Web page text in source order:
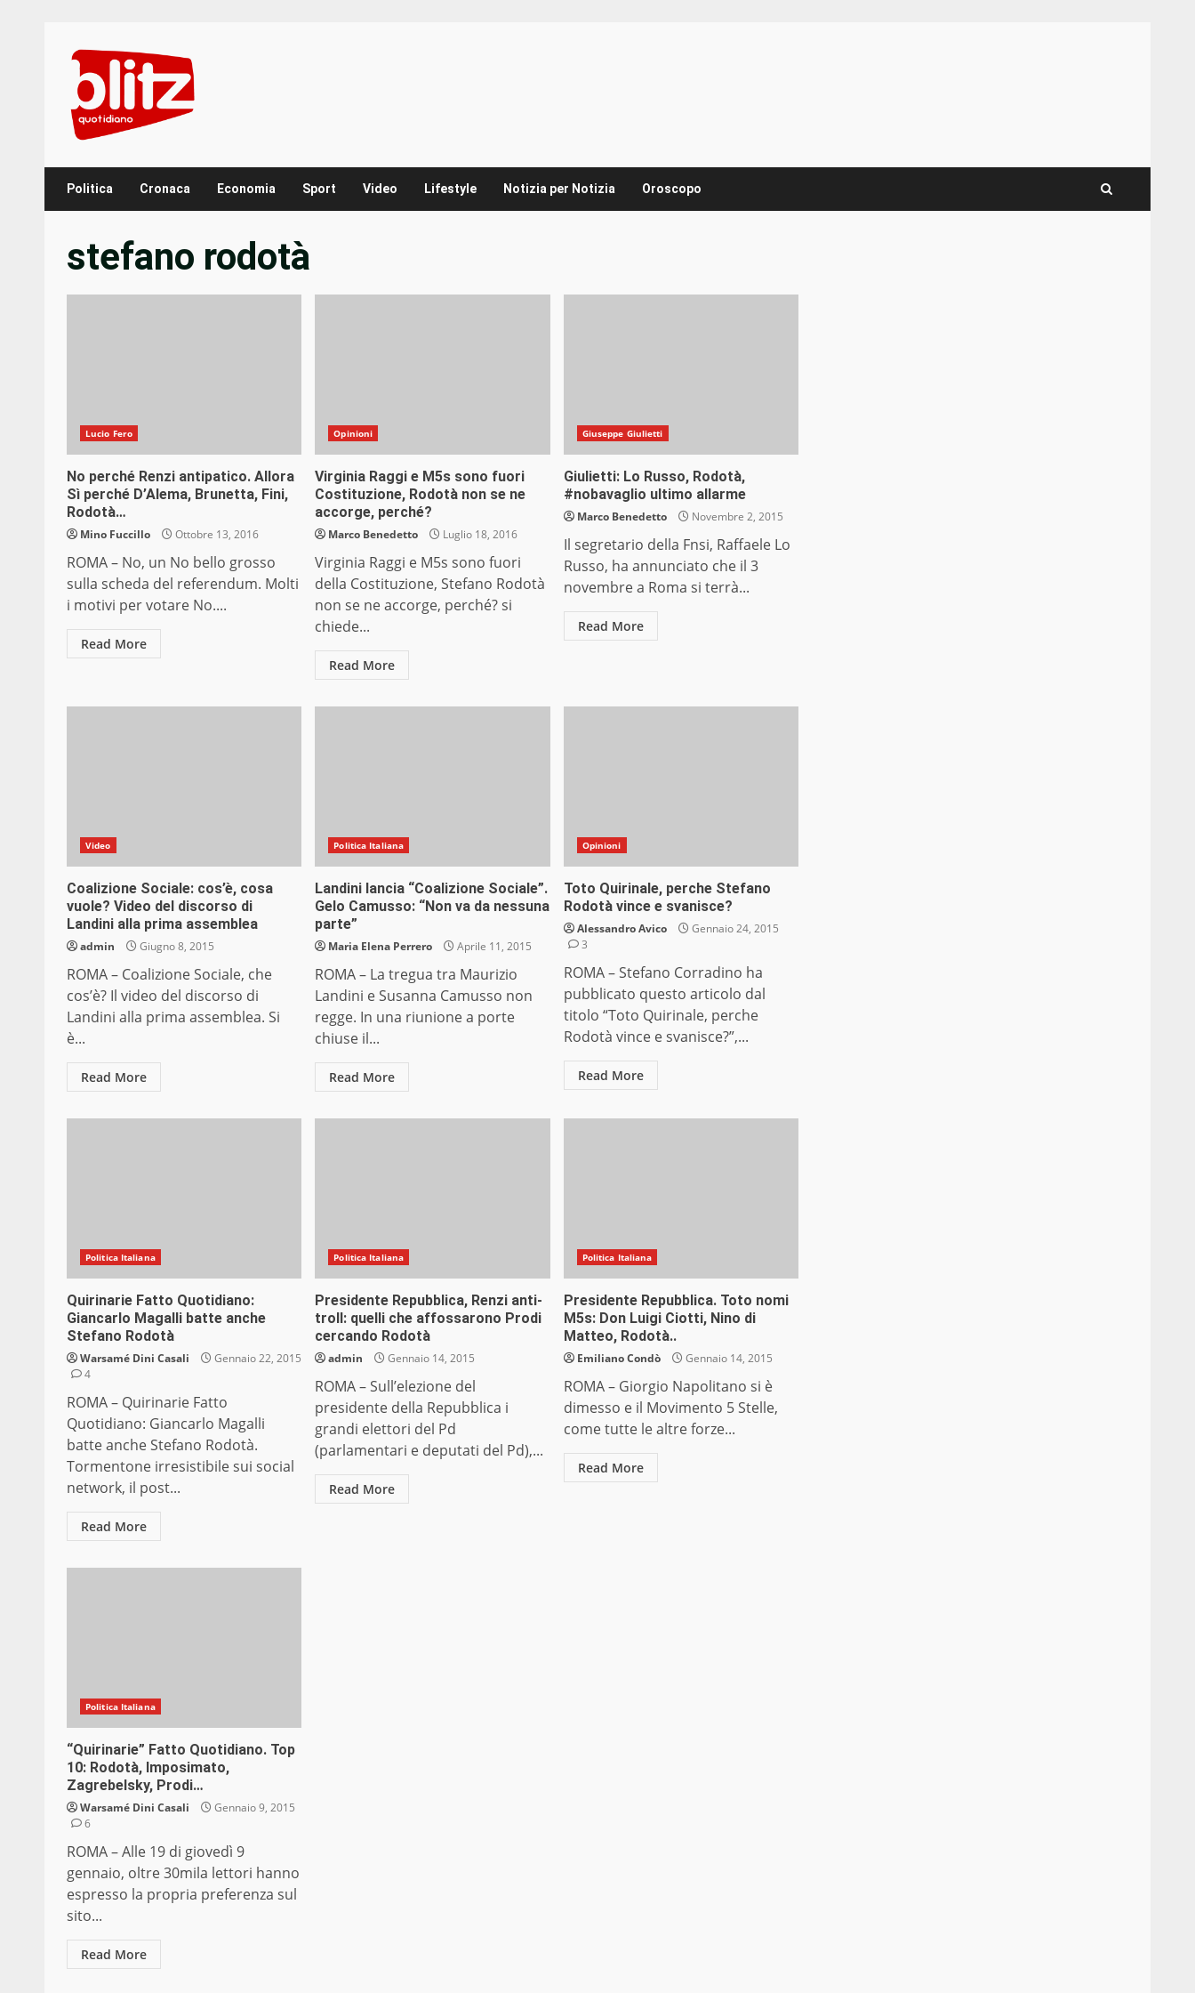
content
Politica Cronaca Economia Sport Video Lifestyle Notizia per Notizia Oroscopo
stefano rodotà
Lucio Fero
No perché Renzi antipatico. Allora
Sì perché D’Alema, Brunetta, Fini,
Rodotà…
Mino Fuccillo Ottobre 13, 2016
ROMA – No, un No bello grosso
sulla scheda del referendum. Molti
i motivi per votare No....
Read More
Opinioni
Virginia Raggi e M5s sono fuori
Costituzione, Rodotà non se ne
accorge, perché?
Marco Benedetto Luglio 18, 2016
Virginia Raggi e M5s sono fuori
della Costituzione, Stefano Rodotà
non se ne accorge, perché? si
chiede...
Read More
Giuseppe Giulietti
Giulietti: Lo Russo, Rodotà,
#nobavaglio ultimo allarme
Marco Benedetto Novembre 2, 2015
Il segretario della Fnsi, Raffaele Lo
Russo, ha annunciato che il 3
novembre a Roma si terrà...
Read More
Video
Coalizione Sociale: cos’è, cosa
vuole? Video del discorso di
Landini alla prima assemblea
admin Giugno 8, 2015
ROMA – Coalizione Sociale, che
cos’è? Il video del discorso di
Landini alla prima assemblea. Si
è...
Read More
Politica Italiana
Landini lancia “Coalizione Sociale”.
Gelo Camusso: “Non va da nessuna
parte”
Maria Elena Perrero Aprile 11, 2015
ROMA – La tregua tra Maurizio
Landini e Susanna Camusso non
regge. In una riunione a porte
chiuse il...
Read More
Opinioni
Toto Quirinale, perche Stefano
Rodotà vince e svanisce?
Alessandro Avico
Gennaio 24, 2015
3
ROMA – Stefano Corradino ha
pubblicato questo articolo dal
titolo “Toto Quirinale, perche
Rodotà vince e svanisce?”,...
Read More
Politica Italiana
Quirinarie Fatto Quotidiano:
Giancarlo Magalli batte anche
Stefano Rodotà
Warsamé Dini Casali
Gennaio 22, 2015
4
ROMA – Quirinarie Fatto
Quotidiano: Giancarlo Magalli
batte anche Stefano Rodotà.
Tormentone irresistibile sui social
network, il post...
Read More
Politica Italiana
Presidente Repubblica, Renzi anti-
troll: quelli che affossarono Prodi
cercando Rodotà
admin Gennaio 14, 2015
ROMA – Sull’elezione del
presidente della Repubblica i
grandi elettori del Pd
(parlamentari e deputati del Pd),...
Read More
Politica Italiana
Presidente Repubblica. Toto nomi
M5s: Don Luigi Ciotti, Nino di
Matteo, Rodotà..
Emiliano Condò Gennaio 14, 2015
ROMA – Giorgio Napolitano si è
dimesso e il Movimento 5 Stelle,
come tutte le altre forze...
Read More
Politica Italiana
“Quirinarie” Fatto Quotidiano. Top
10: Rodotà, Imposimato,
Zagrebelsky, Prodi…
Warsamé Dini Casali
Gennaio 9, 2015
6
ROMA – Alle 19 di giovedì 9
gennaio, oltre 30mila lettori hanno
espresso la propria preferenza sul
sito...
Read More